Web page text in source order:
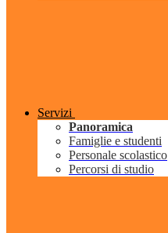
Servizi
Panoramica
Famiglie e studenti
Personale scolastico
Percorsi di studio